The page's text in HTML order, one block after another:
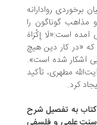
روادارانه
گوناگون را
است:«لَا إِكْرَاهَ
كار دین هیچ
شده است».
تأكید
تفصیل شرح